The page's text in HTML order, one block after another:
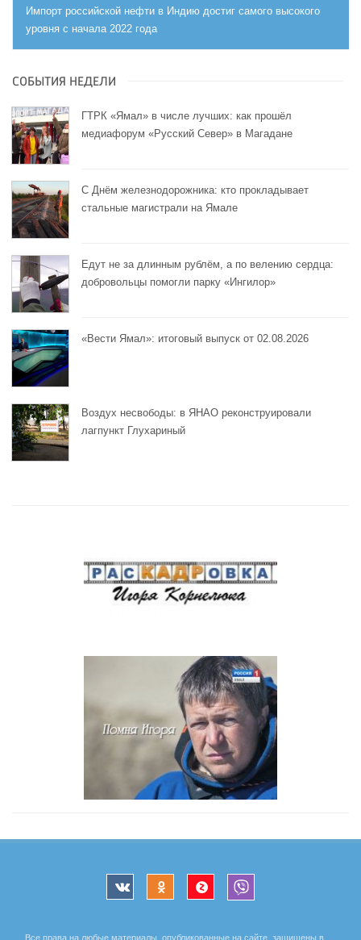
Импорт российской нефти в Индию достиг самого высокого
уровня с начала 2022 года
СОБЫТИЯ НЕДЕЛИ
ГТРК «Ямал» в числе лучших: как прошёл
медиафорум «Русский Север» в Магадане
С Днём железнодорожника: кто прокладывает
стальные магистрали на Ямале
Едут не за длинным рублём, а по велению сердца:
добровольцы помогли парку «Ингилор»
«Вести Ямал»: итоговый выпуск от 02.08.2026
Воздух несвободы: в ЯНАО реконструировали
лагпункт Глухариный
Все права на любые материалы, опубликованные на сайте, защищены в